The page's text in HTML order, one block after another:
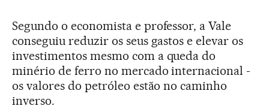
Segundo o economista e professor, a Vale
conseguiu reduzir os seus gastos e elevar os
investimentos mesmo com a queda do
minério de ferro no mercado internacional -
os valores do petróleo estão no caminho
inverso.